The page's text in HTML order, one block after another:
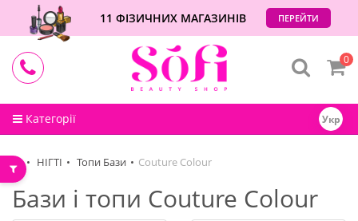
11 ФІЗИЧНИХ МАГАЗИНІВ ПЕРЕЙТИ
Категорії Укр
0
НІГТІ Топи Бази Couture Colour
Бази і топи Couture Colour